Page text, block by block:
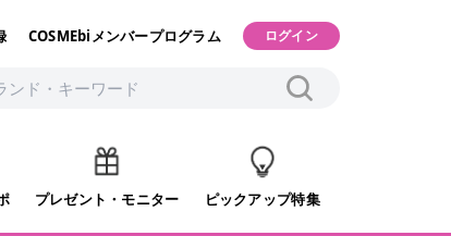
COSMEbiメンバープログラム ログイン
プレゼント・モニター ピックアップ特集